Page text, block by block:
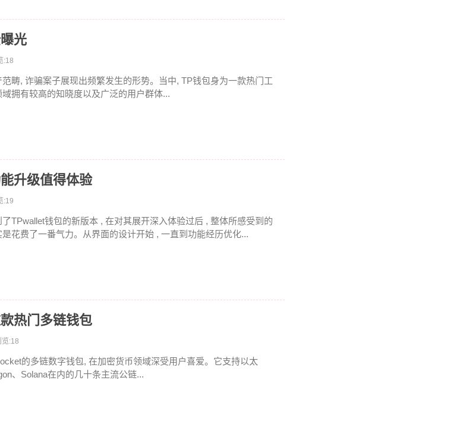
光
:18
畴, 诈骗案子展现出频繁发生的形势。当中, TP钱包身为一款热门工
拥有较高的知晓度以及广泛的用户群体...
升级值得体验
:19
TPwallet钱包的新版本 , 在对其展开深入体验过后 , 整体所感受到的
花费了一番气力。从界面的设计开始 , 一直到功能经历优化...
热门多链钱包
览:18
的多链数字钱包, 在加密货币领域深受用户喜爱。它支持以太
、Solana在内的几十条主流公链...